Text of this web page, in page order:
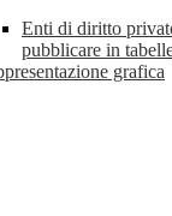
Enti di diritto
pubblicare in
grafica